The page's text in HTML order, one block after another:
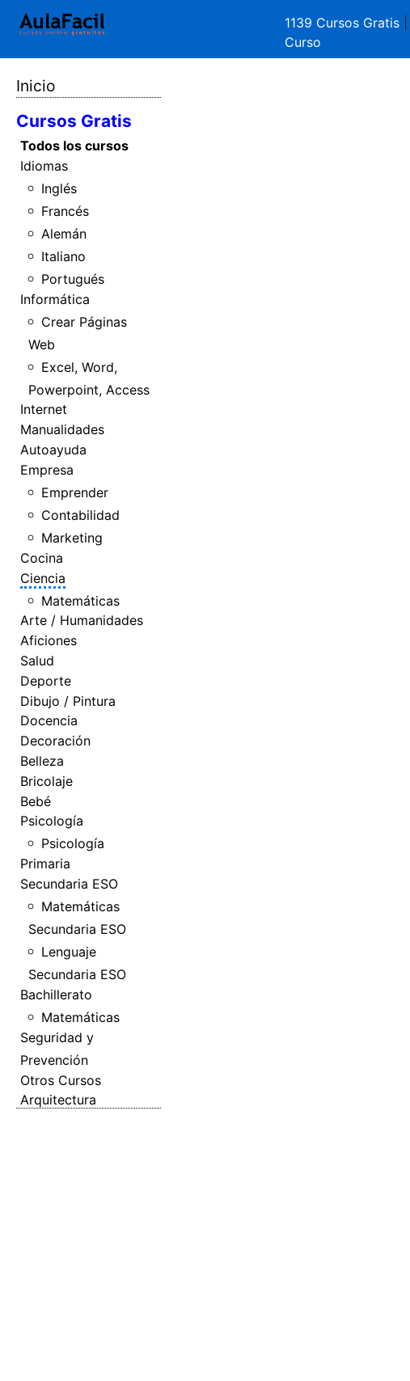
1139 Cursos Gratis
Curso
Inicio
Cursos Gratis
Todos los cursos
Idiomas
Inglés
Francés
Alemán
Italiano
Portugués
Informática
Crear Páginas
Web
Excel, Word,
Powerpoint, Access
Internet
Manualidades
Autoayuda
Empresa
Emprender
Contabilidad
Marketing
Cocina
Ciencia
Matemáticas
Arte / Humanidades
Aficiones
Salud
Deporte
Dibujo / Pintura
Docencia
Decoración
Belleza
Bricolaje
Bebé
Psicología
Psicología
Primaria
Secundaria ESO
Matemáticas
Secundaria ESO
Lenguaje
Secundaria ESO
Bachillerato
Matemáticas
Seguridad y
Prevención
Otros Cursos
Arquitectura